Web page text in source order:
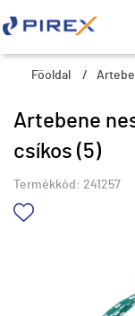
Főoldal /
Artebene
csíkos (5)
Termékkód: 241257